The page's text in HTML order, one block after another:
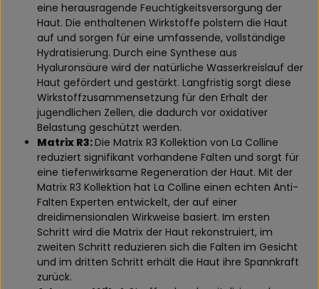
eine herausragende Feuchtigkeitsversorgung der
Haut. Die enthaltenen Wirkstoffe polstern die Haut
auf und sorgen für eine umfassende, vollständige
Hydratisierung. Durch eine Synthese aus
Hyaluronsäure wird der natürliche Wasserkreislauf der
Haut gefördert und gestärkt. Langfristig sorgt diese
Wirkstoffzusammensetzung für den Erhalt der
jugendlichen Zellen, die dadurch vor oxidativer
Belastung geschützt werden.
Matrix R3:Die Matrix R3 Kollektion von La Colline
reduziert signifikant vorhandene Falten und sorgt für
eine tiefenwirksame Regeneration der Haut. Mit der
Matrix R3 Kollektion hat La Colline einen echten Anti-
Falten Experten entwickelt, der auf einer
dreidimensionalen Wirkweise basiert. Im ersten
Schritt wird die Matrix der Haut rekonstruiert, im
zweiten Schritt reduzieren sich die Falten im Gesicht
und im dritten Schritt erhält die Haut ihre Spannkraft
zurück.